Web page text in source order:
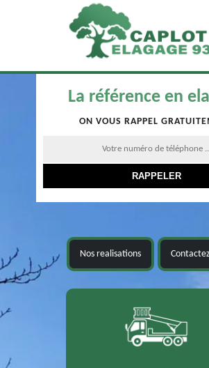
La référence en
ON VOUS RAPPEL
Nos realisations